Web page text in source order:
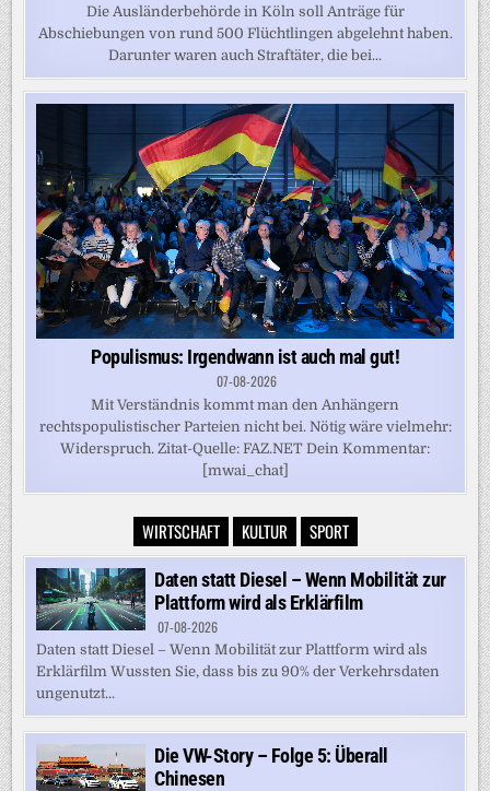
Die Ausländerbehörde in Köln soll Anträge für
Abschiebungen von rund 500 Flüchtlingen abgelehnt haben.
Darunter waren auch Straftäter, die bei...
Populismus: Irgendwann ist auch mal gut!
07-08-2026
Mit Verständnis kommt man den Anhängern
rechtspopulistischer Parteien nicht bei. Nötig wäre vielmehr:
Widerspruch. Zitat-Quelle: FAZ.NET Dein Kommentar:
[mwai_chat]
WIRTSCHAFT KULTUR SPORT
Daten statt Diesel – Wenn Mobilität zur
Plattform wird als Erklärfilm
07-08-2026
Daten statt Diesel – Wenn Mobilität zur Plattform wird als
Erklärfilm Wussten Sie, dass bis zu 90% der Verkehrsdaten
ungenutzt...
Die VW-Story – Folge 5: Überall
Chinesen